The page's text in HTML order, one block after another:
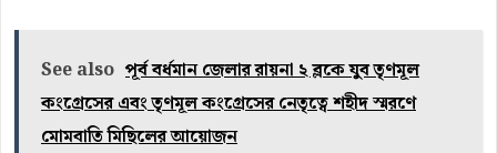
See also পূর্ব বর্ধমান জেলার রায়না ২ ব্লকে যুব তৃণমূল
কংগ্রেসের এবং তৃণমূল কংগ্রেসের নেতৃত্বে শহীদ স্মরণে
মোমবাতি মিছিলের আয়োজন